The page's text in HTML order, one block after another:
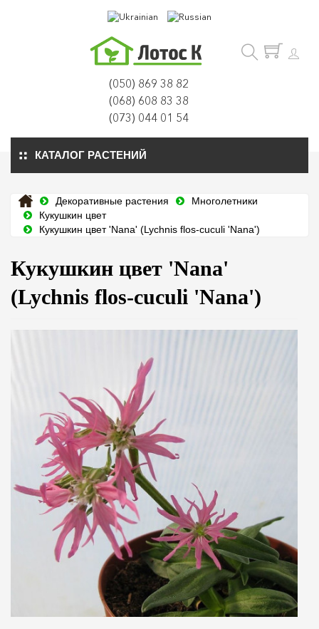
(050) 869 38 82
(068) 608 83 38
(073) 044 01 54
КАТАЛОГ РАСТЕНИЙ
Декоративные растения
Многолетники
Кукушкин цвет
Кукушкин цвет 'Nana' (Lychnis flos-cuculi 'Nana')
Кукушкин цвет 'Nana'
(Lychnis flos-cuculi 'Nana')